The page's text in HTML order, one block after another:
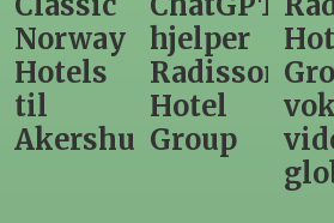
hjelper
Radisson
Hotel
Group
Hotel
Group
vokser
videre